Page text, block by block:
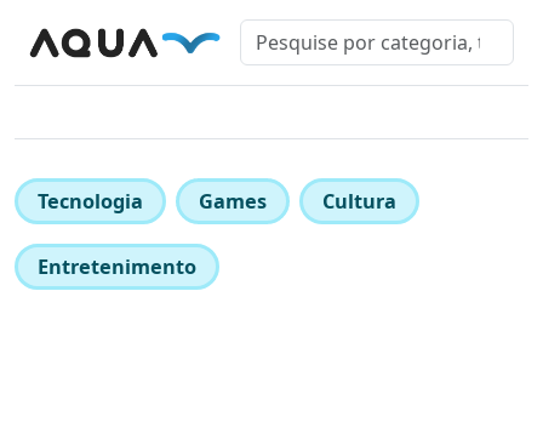
Tecnologia Games Cultura
Entretenimento